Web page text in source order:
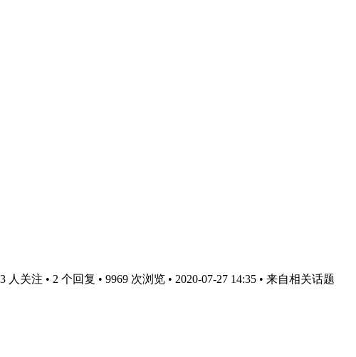
人关注 • 2 个回复 • 9969 次浏览 • 2020-07-27 14:35 • 来自相关话题